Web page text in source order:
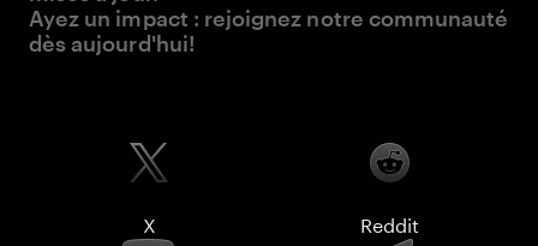
Ayez un impact : rejoignez notre communauté
dès aujourd'hui!
X Reddit